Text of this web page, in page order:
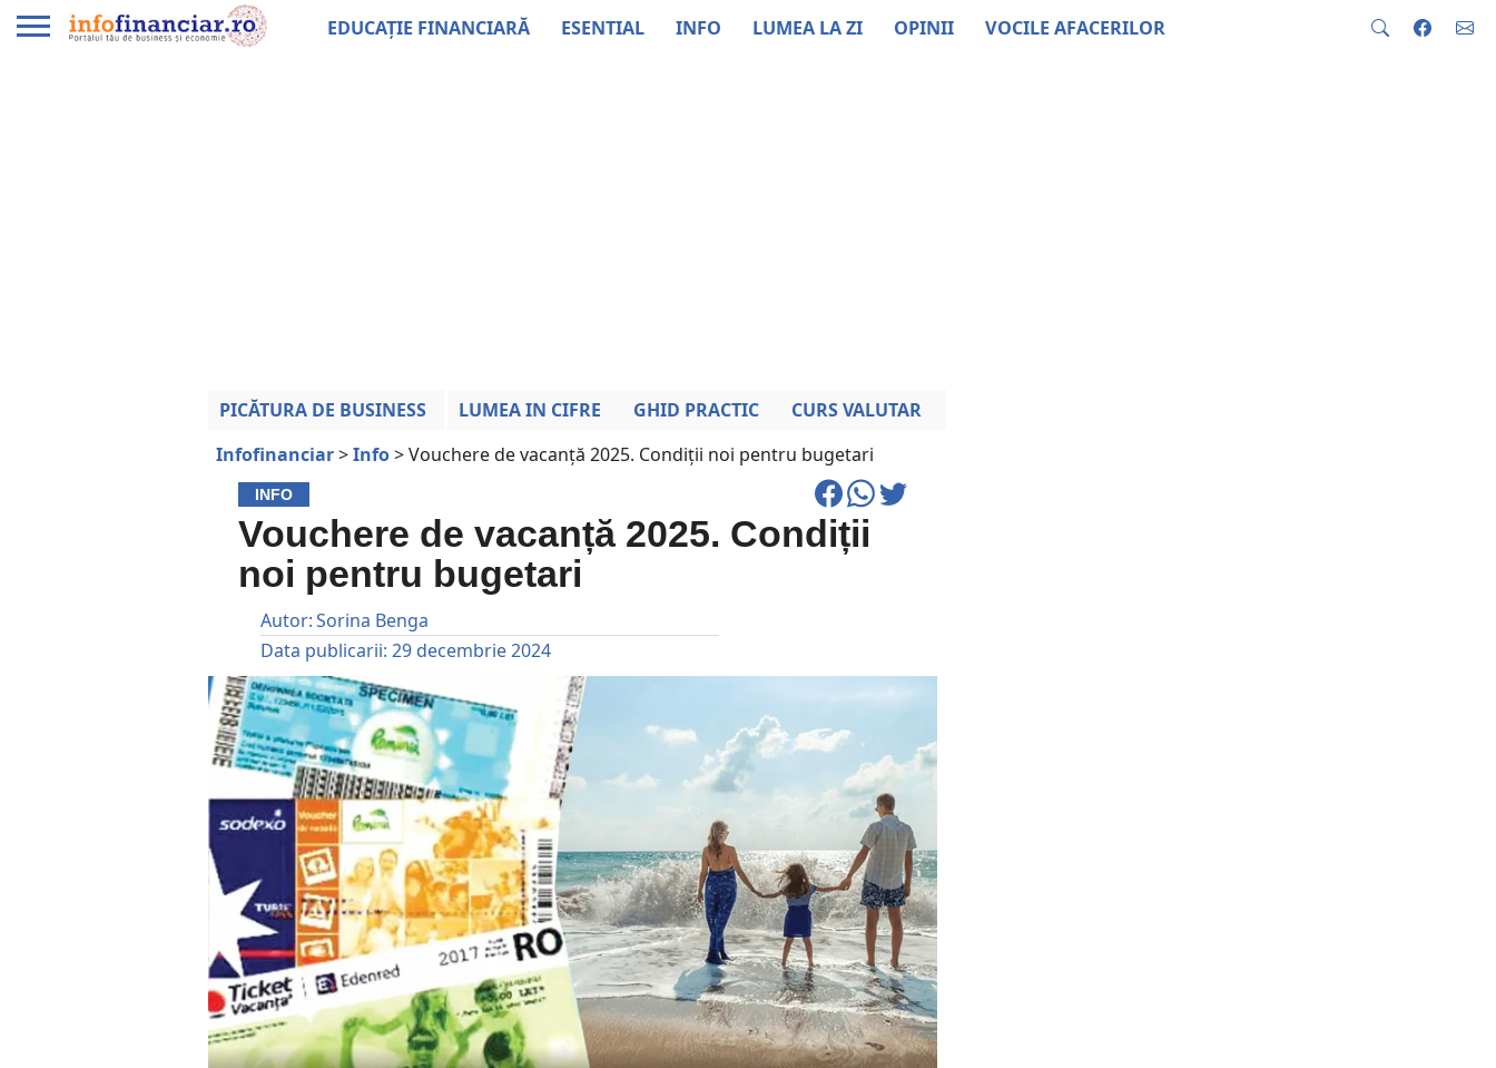
EDUCAȚIE FINANCIARĂ ESENTIAL INFO LUMEA LA ZI OPINII VOCILE AFACERILOR
PICĂTURA DE BUSINESS LUMEA IN CIFRE GHID PRACTIC
CURS VALUTAR
Infofinanciar>Info>Vouchere de vacanță 2025. Condiții noi pentru bugetari
INFO
Vouchere de vacanță 2025. Condiții
noi pentru bugetari
Autor:Sorina Benga
Data publicarii: 29 decembrie 2024